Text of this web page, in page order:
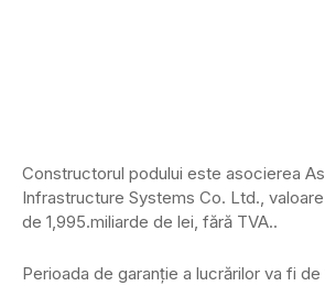
Constructorul podului este asocierea
Infrastructure Systems Co. Ltd.,
de 1,995.miliarde de lei, fără TVA..
Perioada de garanţie a lucrărilor va fi de